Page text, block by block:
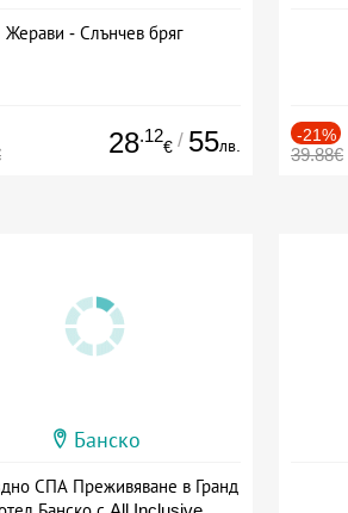
Жерави - Слънчев бряг
28.12
€ / 55лв.
-21%
39.88€
Банско
СПА Преживяване в Гранд